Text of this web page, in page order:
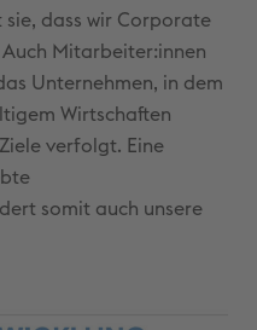
dass wir Corporate
Auch Mitarbeiter:innen
Unternehmen, in dem
Wirtschaften
verfolgt. Eine
somit auch unsere